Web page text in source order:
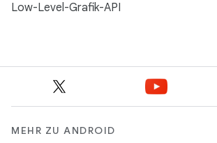
Low-Level-Grafik-API
MEHR ZU ANDROID